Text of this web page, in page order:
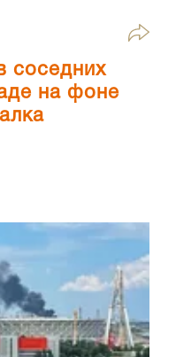
соседних
на фоне